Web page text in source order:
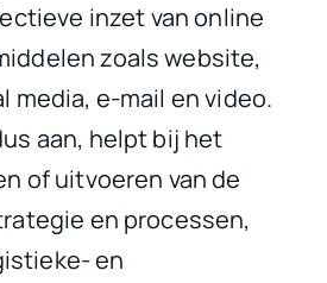
inzet van online
zoals website,
media, e-mail en video.
aan, helpt bij het
of uitvoeren van de
en processen,
en